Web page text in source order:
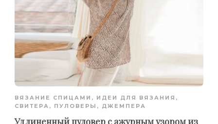
ВЯЗАНИЕ СПИЦАМИ , ИДЕИ ДЛЯ ВЯЗАНИЯ ,
СВИТЕРА, ПУЛОВЕРЫ, ДЖЕМПЕРА
Удлиненный пуловер с ажурным узором из